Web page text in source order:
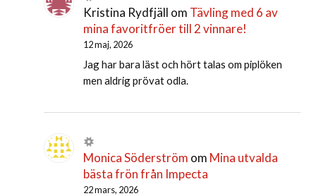
Kristina Rydfjäll om Tävling med 6 av
mina favoritfröer till 2 vinnare!
12 maj, 2026
Jag har bara läst och hört talas om piplöken
men aldrig prövat odla.
Monica Söderström om Mina utvalda
bästa frön från Impecta
22 mars, 2026